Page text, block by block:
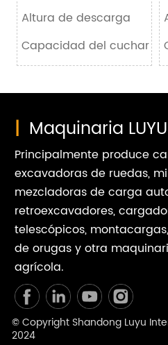
Altura de descarga
Capacidad del cucharón
| Maquinaria LUYU
Principalmente produce
excavadoras de ruedas,
mezcladoras de carga
retroexcavadores,
telescópicos,
de orugas y otra
agrícola.
© Copyright Shandong Luyu
2024